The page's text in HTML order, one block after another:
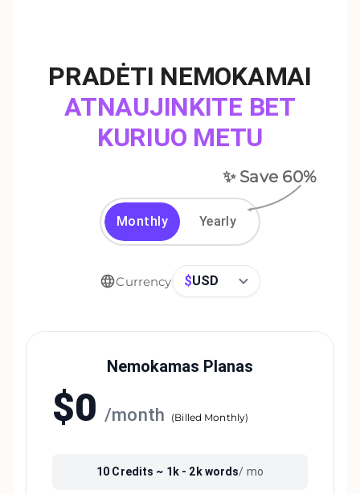
PRADĖTI NEMOKAMAI
ATNAUJINKITE BET
KURIUO METU
✨ Save 60%
Monthly Yearly
Currency $USD
Nemokamas Planas
$0 /month (Billed Monthly)
10 Credits ~ 1k - 2kwords/ mo